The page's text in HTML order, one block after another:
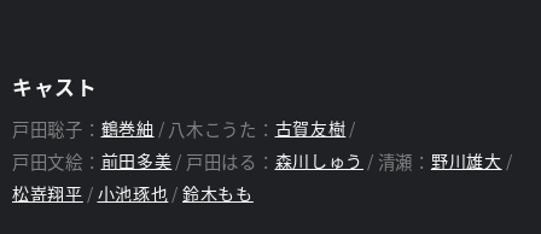
キャスト
戸田聡子： 鶴巻紬 八木こうた： 古賀友樹
戸田文絵： 前田多美 戸田はる： 森川しゅう 清瀬： 野川雄大
松嵜翔平
小池琢也 鈴木もも